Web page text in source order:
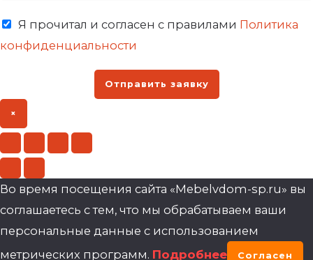
Я прочитал и согласен с правилами Политика
конфиденциальности
Отправить заявку
×
Во время посещения сайта «Mebelvdom-sp.ru» вы
соглашаетесь с тем, что мы обрабатываем ваши
персональные данные с использованием
метрических программ. Подробнее Согласен